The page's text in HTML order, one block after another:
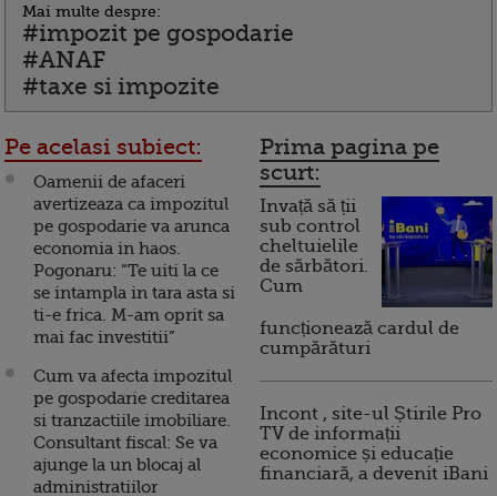
Mai multe despre:
#impozit pe gospodarie
#ANAF
#taxe si impozite
Pe acelasi subiect:
Oamenii de afaceri
avertizeaza ca impozitul
pe gospodarie va arunca
economia in haos.
Pogonaru: “Te uiti la ce
se intampla in tara asta si
ti-e frica. M-am oprit sa
mai fac investitii”
Cum va afecta impozitul
pe gospodarie creditarea
si tranzactiile imobiliare.
Consultant fiscal: Se va
ajunge la un blocaj al
administratiilor
Prima pagina pe
scurt:
Invață să ții
sub control
cheltuielile
de sărbători.
Cum
funcționează cardul de
cumpărături
Incont , site-ul Știrile Pro
TV de informații
economice și educație
financiară, a devenit iBani